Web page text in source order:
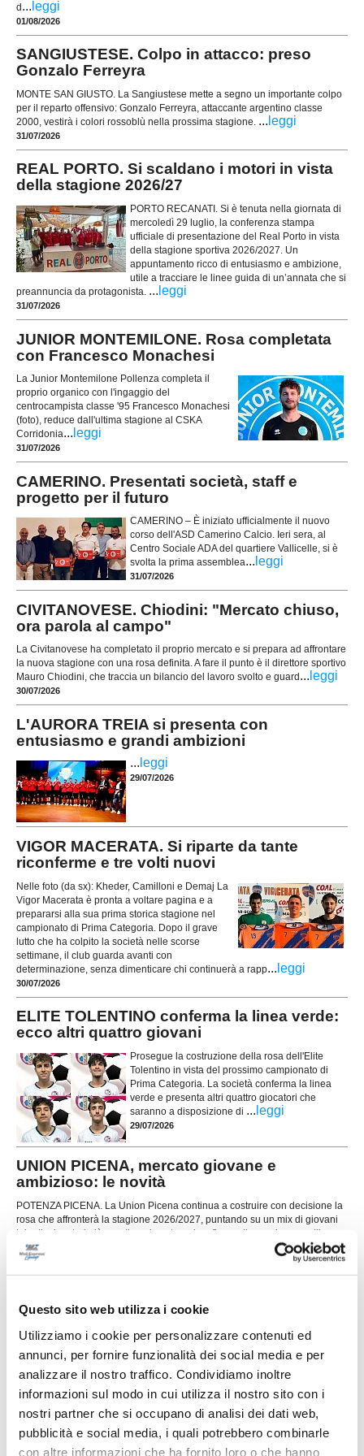
Questo sito web utilizza i cookie
Utilizziamo i cookie per personalizzare contenuti ed
annunci, per fornire funzionalità dei social media e per
analizzare il nostro traffico. Condividiamo inoltre
informazioni sul modo in cui utilizza il nostro sito con i
nostri partner che si occupano di analisi dei dati web,
pubblicità e social media, i quali potrebbero combinarle
con altre informazioni che ha fornito loro o che hanno
d... leggi
01/08/2026
SANGIUSTESE. Colpo in attacco: preso
Gonzalo Ferreyra
MONTE SAN GIUSTO. La Sangiustese mette a segno un importante colpo
per il reparto offensivo: Gonzalo Ferreyra, attaccante argentino classe
2000, vestirà i colori rossoblù nella prossima stagione. ... leggi
31/07/2026
REAL PORTO. Si scaldano i motori in vista
della stagione 2026/27
PORTO RECANATI. Si è tenuta nella giornata di
mercoledì 29 luglio, la conferenza stampa
ufficiale di presentazione del Real Porto in vista
della stagione sportiva 2026/2027. Un
appuntamento ricco di entusiasmo e ambizione,
utile a tracciare le linee guida di un’annata che si
preannuncia da protagonista. ... leggi
31/07/2026
JUNIOR MONTEMILONE. Rosa completata
con Francesco Monachesi
La Junior Montemilone Pollenza completa il
proprio organico con l'ingaggio del
centrocampista classe '95 Francesco Monachesi
(foto), reduce dall'ultima stagione al CSKA
Corridonia... leggi
31/07/2026
CAMERINO. Presentati società, staff e
progetto per il futuro
CAMERINO – È iniziato ufficialmente il nuovo
corso dell'ASD Camerino Calcio. Ieri sera, al
Centro Sociale ADA del quartiere Vallicelle, si è
svolta la prima assemblea... leggi
31/07/2026
CIVITANOVESE. Chiodini: "Mercato chiuso,
ora parola al campo"
La Civitanovese ha completato il proprio mercato e si prepara ad affrontare
la nuova stagione con una rosa definita. A fare il punto è il direttore sportivo
Mauro Chiodini, che traccia un bilancio del lavoro svolto e guard ... leggi
30/07/2026
L'AURORA TREIA si presenta con
entusiasmo e grandi ambizioni
... leggi
29/07/2026
VIGOR MACERATA. Si riparte da tante
riconferme e tre volti nuovi
Nelle foto (da sx): Kheder, Camilloni e Demaj La
Vigor Macerata è pronta a voltare pagina e a
prepararsi alla sua prima storica stagione nel
campionato di Prima Categoria. Dopo il grave
lutto che ha colpito la società nelle scorse
settimane, il club guarda avanti con
determinazione, senza dimenticare chi continuerà a rapp... leggi
30/07/2026
ELITE TOLENTINO conferma la linea verde:
ecco altri quattro giovani
Prosegue la costruzione della rosa dell'Elite
Tolentino in vista del prossimo campionato di
Prima Categoria. La società conferma la linea
verde e presenta altri quattro giocatori che
saranno a disposizione di ... leggi
29/07/2026
UNION PICENA, mercato giovane e
ambizioso: le novità
POTENZA PICENA. La Union Picena continua a costruire con decisione la
rosa che affronterà la stagione 2026/2027, puntando su un mix di giovani
talenti, giocatori già pronti per la categoria e figure di esperienza nell'area
tecnica. Il club di Potenza Picena ha ufficializzato una serie di innesti che
confermano la volontà di dare contin
29/07/2026
LORESE. Prende forma la nuova squadra di
... leggi
28/07/2026